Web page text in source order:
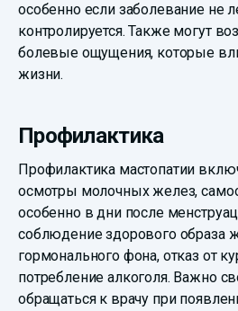
особенно если заболевание не
контролируется. Также могут
болевые ощущения, которые
жизни.
Профилактика
Профилактика мастопатии
осмотры молочных желез,
особенно в дни после
соблюдение здорового образа
гормонального фона, отказ от
потребление алкоголя. Важно
обращаться к врачу при